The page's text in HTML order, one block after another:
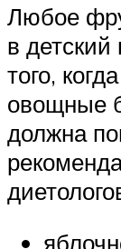
Любое
в детский
того,
овощные
должна